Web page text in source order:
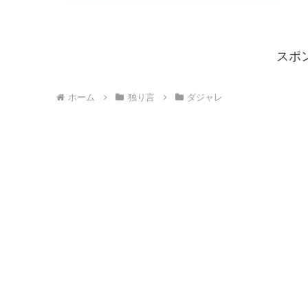
スポ
ホーム 独り言 ダジャレ